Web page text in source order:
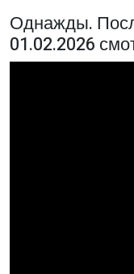
Однажды.
01.02.2026